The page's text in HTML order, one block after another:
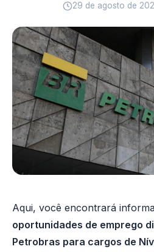
29 de agosto de
Aqui, você encontrará
oportunidades de emprego
Petrobras para cargos de